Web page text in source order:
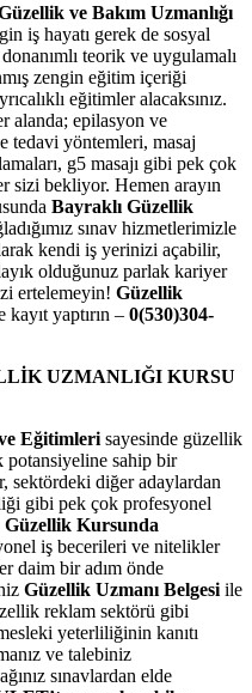
ve Bakım Uzmanlığı
iş hayatı gerek de sosyal
teorik ve uygulamalı
zengin eğitim içeriği
eğitimler alacaksınız.
alanda; epilasyon ve
tedavi yöntemleri, masaj
g5 masajı gibi pek çok
sizi bekliyor. Hemen arayın
Bayraklı Güzellik
sınav hizmetlerimizle
kendi iş yerinizi açabilir,
olduğunuz parlak kariyer
ertelemeyin! Güzellik
kayıt yaptırın – 0(530)304-
UZMANLIĞI KURSU
Eğitimleri sayesinde güzellik
potansiyeline sahip bir
sektördeki diğer adaylardan
gibi pek çok profesyonel
Güzellik Kursunda
iş becerileri ve nitelikler
daim bir adım önde
Güzellik Uzmanı Belgesi ile
reklam sektörü gibi
yeterliliğinin kanıtı
ve talebiniz
sınavlardan elde